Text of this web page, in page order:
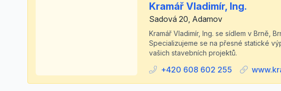
Kramář Vladimír, Ing.
Sadová 20, Adamov
Kramář Vladimír, Ing. se sídlem v Brně,
Specializujeme se na přesné statické
vašich stavebních projektů.
+420 608 602 255